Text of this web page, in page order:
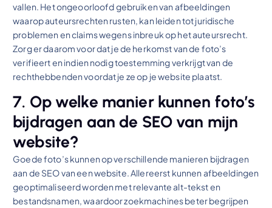
vallen. Het ongeoorloofd gebruiken van afbeeldingen
waarop auteursrechten rusten, kan leiden tot juridische
problemen en claims wegens inbreuk op het auteursrecht.
Zorg er daarom voor dat je de herkomst van de foto’s
verifieert en indien nodig toestemming verkrijgt van de
rechthebbenden voordat je ze op je website plaatst.
7. Op welke manier kunnen foto’s
bijdragen aan de SEO van mijn
website?
Goede foto’s kunnen op verschillende manieren bijdragen
aan de SEO van een website. Allereerst kunnen afbeeldingen
geoptimaliseerd worden met relevante alt-tekst en
bestandsnamen, waardoor zoekmachines beter begrijpen